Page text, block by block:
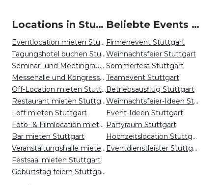
Locations in Stuttgart mieten
Eventlocation mieten Stuttgart
Tagungshotel buchen Stuttgart
Seminar- und Meetingraum mieten Stuttgart
Messehalle und Kongresszentrum mieten Stuttgart
Off-Location mieten Stuttgart
Restaurant mieten Stuttgart
Loft mieten Stuttgart
Foto- & Filmlocation mieten Stuttgart
Bar mieten Stuttgart
Veranstaltungshalle mieten Stuttgart
Festsaal mieten Stuttgart
Geburtstag feiern Stuttgart
Beliebte Events in Stuttgart
Firmenevent Stuttgart
Weihnachtsfeier Stuttgart
Sommerfest Stuttgart
Teamevent Stuttgart
Betriebsausflug Stuttgart
Weihnachtsfeier-Ideen Stuttgart
Event-Ideen Stuttgart
Partyraum Stuttgart
Hochzeitslocation Stuttgart
Eventdienstleister Stuttgart